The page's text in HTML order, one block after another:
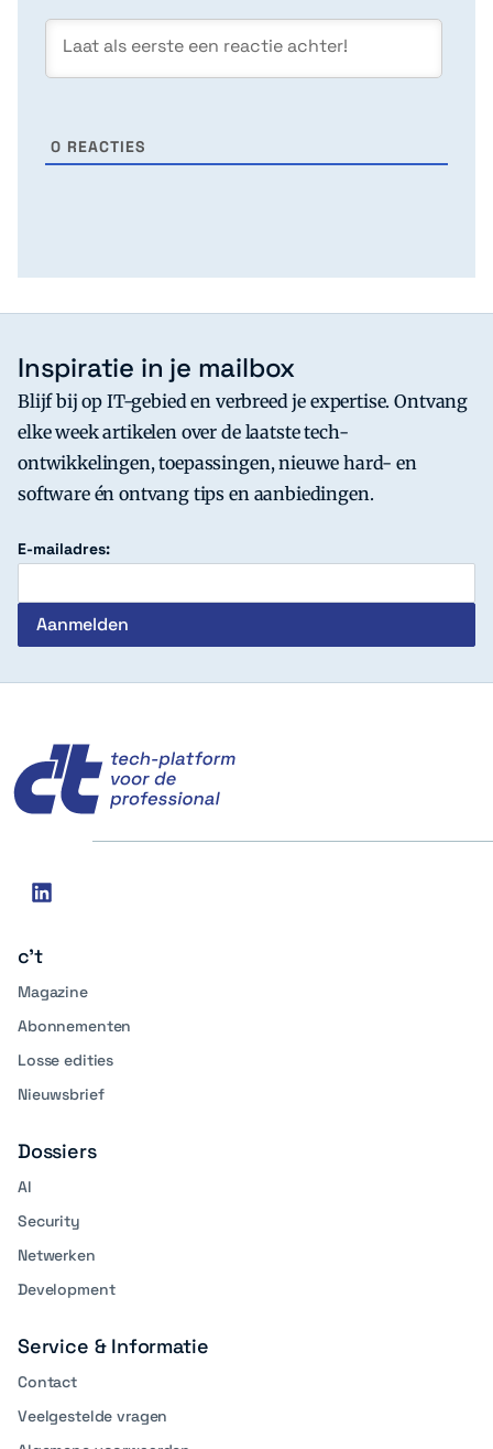
0 REACTIES
Inspiratie in je mailbox
Blijf bij op IT-gebied en verbreed je expertise. Ontvang
elke week artikelen over de laatste tech-
ontwikkelingen, toepassingen, nieuwe hard- en
software én ontvang tips en aanbiedingen.
E-mailadres:
Social
linkedin
c't
Magazine
Abonnementen
Losse edities
Nieuwsbrief
Dossiers
AI
Security
Netwerken
Development
Service & Informatie
Contact
Veelgestelde vragen